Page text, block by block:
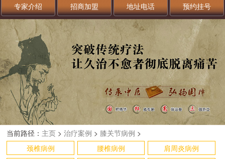
专家介绍 招商加盟 地址电话 预约挂号
当前路径： 主页 >治疗案例 > 膝关节病例 >
颈椎病例
腰椎病例
肩周炎病例